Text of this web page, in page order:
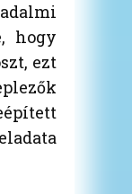
hogy
ezt